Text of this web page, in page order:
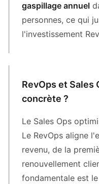
gaspillage annuel
personnes, ce qui
l'investissement
RevOps et Sales
concrète ?
Le Sales Ops
Le RevOps aligne
revenu, de la
renouvellement
fondamentale est